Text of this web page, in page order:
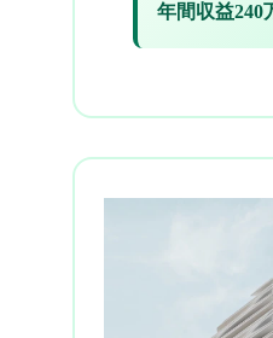
年間収益240